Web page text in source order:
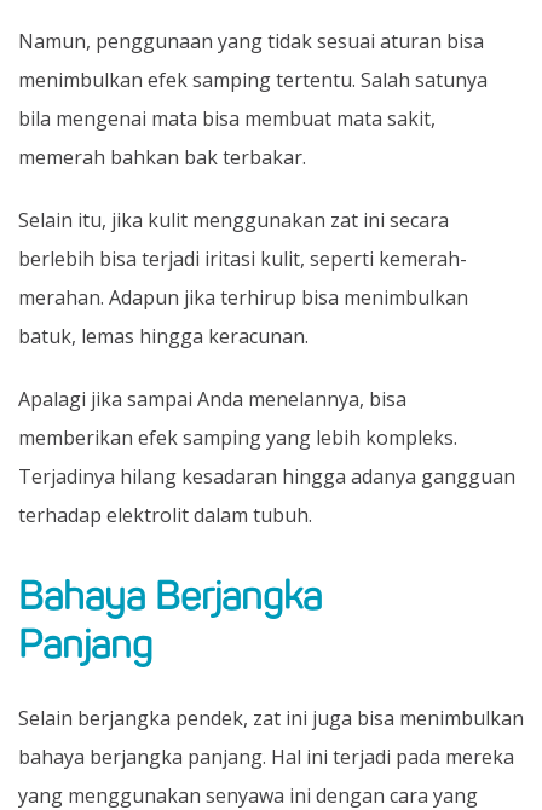
Namun, penggunaan yang tidak sesuai aturan bisa
menimbulkan efek samping tertentu. Salah satunya
bila mengenai mata bisa membuat mata sakit,
memerah bahkan bak terbakar.
Selain itu, jika kulit menggunakan zat ini secara
berlebih bisa terjadi iritasi kulit, seperti kemerah-
merahan. Adapun jika terhirup bisa menimbulkan
batuk, lemas hingga keracunan.
Apalagi jika sampai Anda menelannya, bisa
memberikan efek samping yang lebih kompleks.
Terjadinya hilang kesadaran hingga adanya gangguan
terhadap elektrolit dalam tubuh.
Bahaya Berjangka
Panjang
Selain berjangka pendek, zat ini juga bisa menimbulkan
bahaya berjangka panjang. Hal ini terjadi pada mereka
yang menggunakan senyawa ini dengan cara yang